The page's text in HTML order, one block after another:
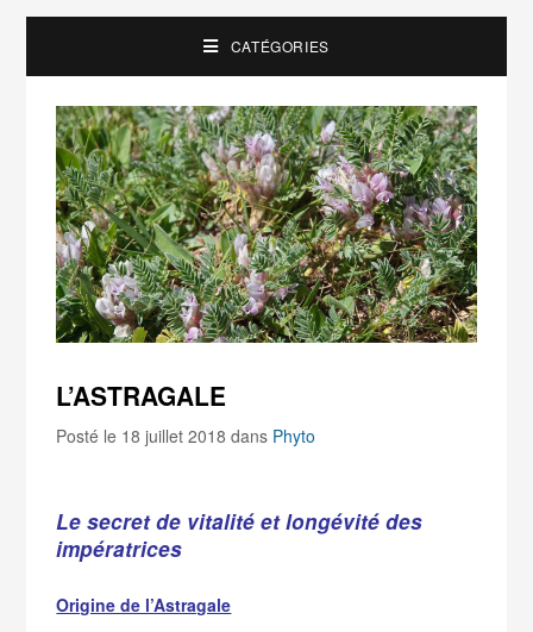
CATÉGORIES
L’ASTRAGALE
Posté le 18 juillet 2018dans Phyto
Le secret de vitalité et longévité des
impératrices
Origine de l’Astragale